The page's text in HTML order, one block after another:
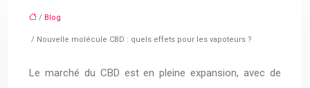
/ Blog
/ Nouvelle molécule CBD : quels effets pour les vapoteurs ?
Le marché du CBD est en pleine expansion, avec de